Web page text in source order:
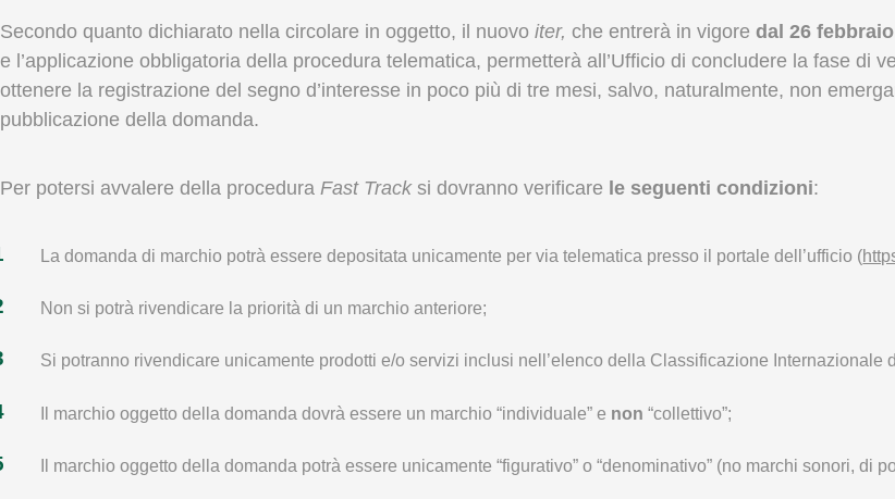
Secondo quanto dichiarato nella circolare in oggetto, il nuovo iter, che entrerà in vigore dal 26
e l’applicazione obbligatoria della procedura telematica, permetterà all’Ufficio di concludere la fase di
ottenere la registrazione del segno d’interesse in poco più di tre mesi, salvo, naturalmente, non
pubblicazione della domanda.
Per potersi avvalere della procedura Fast Track si dovranno verificare le seguenti condizioni:
La domanda di marchio potrà essere depositata unicamente per via telematica presso il portale dell’ufficio (
Non si potrà rivendicare la priorità di un marchio anteriore;
Si potranno rivendicare unicamente prodotti e/o servizi inclusi nell’elenco della Classificazione Internazionale
Il marchio oggetto della domanda dovrà essere un marchio “individuale” e non “collettivo”;
Il marchio oggetto della domanda potrà essere unicamente “figurativo” o “denominativo” (no marchi sonori, di